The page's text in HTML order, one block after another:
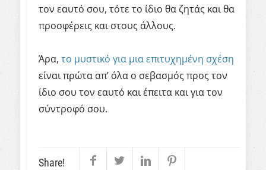
τον εαυτό σου, τότε το ίδιο θα ζητάς και θα
προσφέρεις και στους άλλους.
Άρα, το μυστικό για μια επιτυχημένη σχέση
είναι πρώτα απ’ όλα ο σεβασμός προς τον
ίδιο σου τον εαυτό και έπειτα και για τον
σύντροφό σου.
Share!